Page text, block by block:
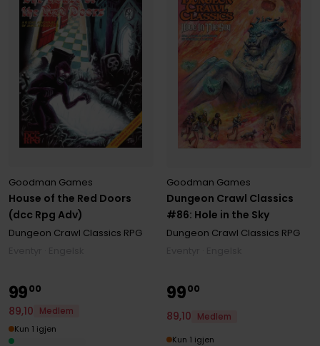
House of the Red Doors
(dcc Rpg Adv)
Goodman Games
Dungeon Crawl Classics RPG
Dungeon Crawl Classics
#86: Hole in the Sky
Goodman Games
Dungeon Crawl Classics RPG
9900
89,10
Medlem
Kun 1 igjen
9900
89,10 Medlem
Kun 1 igjen